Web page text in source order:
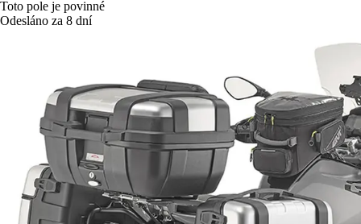
Toto pole je povinné
Odesláno za 8 dní